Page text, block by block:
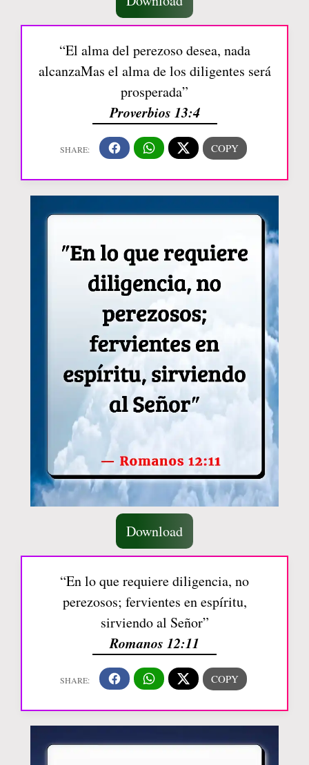
“El alma del perezoso desea, nada
alcanzaMas el alma de los diligentes será
prosperada”
Proverbios 13:4
Download
“En lo que requiere diligencia, no
perezosos; fervientes en espíritu,
sirviendo al Señor”
Romanos 12:11